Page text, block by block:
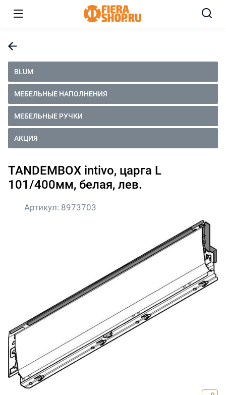
BLUM
МЕБЕЛЬНЫЕ НАПОЛНЕНИЯ
МЕБЕЛЬНЫЕ РУЧКИ
АКЦИЯ
TANDEMBOX intivo, царга L
101/400мм, белая, лев.
Артикул: 8973703